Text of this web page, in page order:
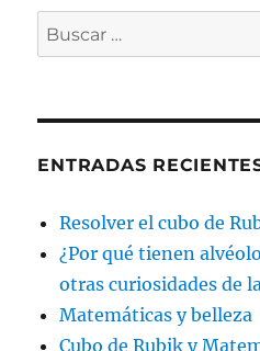
Buscar
por:
ENTRADAS
Resolver el cubo de
¿Por qué tienen
otras curiosidades de
Matemáticas y belleza
Cubo de Rubik y